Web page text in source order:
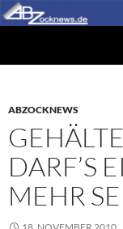
Zum
Inhalt
ABZOCKNEWS
DARF’S
MEHR